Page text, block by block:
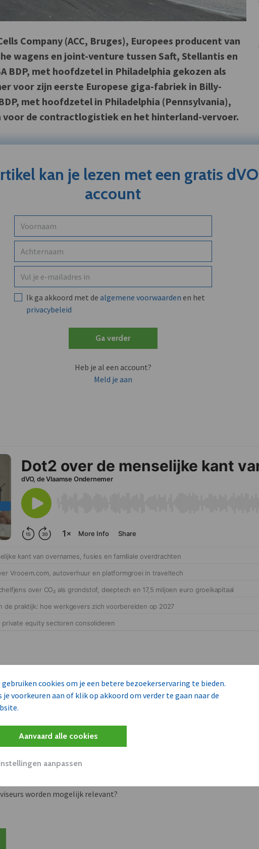
gebruiken cookies om je een betere bezoekerservaring te bieden.
je voorkeuren aan of klik op akkoord om verder te gaan naar de
Aanvaard alle cookies
aanpassen
Company (ACC, Bruges), Europees producent van
wagens en joint-venture tussen Saft, Stellantis en
BDP, met hoofdzetel in Philadelphia gekozen als
voor zijn eerste Europese giga-fabriek in Billy-
met hoofdzetel in Philadelphia (Pennsylvania),
de contractlogistiek en het hinterland-vervoer.
kan je lezen met een gratis dVO
account
Ik ga akkoord met dealgemene voorwaarden en het
privacybeleid
Ga verder
Heb je al een account?
Meld je aan
14 commerciële
aan dit bedrijf verkopen?
klant worden van deze onderneming?
worden mogelijk relevant?